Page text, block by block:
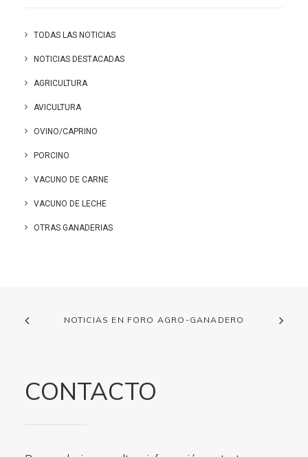
TODAS LAS NOTICIAS
NOTICIAS DESTACADAS
AGRICULTURA
AVICULTURA
OVINO/CAPRINO
PORCINO
VACUNO DE CARNE
VACUNO DE LECHE
OTRAS GANADERIAS
NOTICIAS EN FORO AGRO-GANADERO
CONTACTO